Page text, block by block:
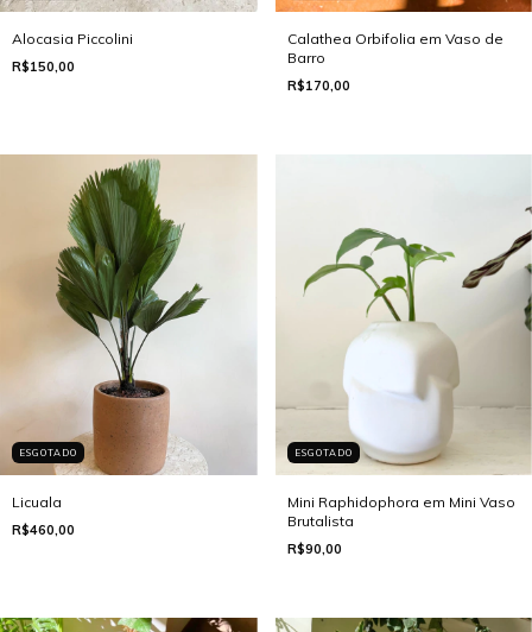
Alocasia Piccolini
R$150,00
Calathea Orbifolia em Vaso de
Barro
R$170,00
ESGOTADO
Licuala
R$460,00
ESGOTADO
Mini Raphidophora em Mini Vaso
Brutalista
R$90,00